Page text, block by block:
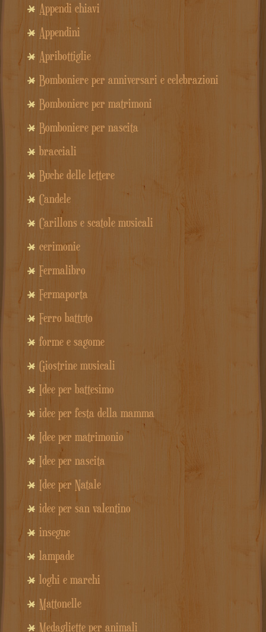
Appendi chiavi
Appendini
Apribottiglie
Bomboniere per anniversari e celebrazioni
Bomboniere per matrimoni
Bomboniere per nascita
bracciali
Buche delle lettere
Candele
Carillons e scatole musicali
cerimonie
Fermalibro
Fermaporta
Ferro battuto
forme e sagome
Giostrine musicali
Idee per battesimo
idee per festa della mamma
Idee per matrimonio
Idee per nascita
Idee per Natale
idee per san valentino
insegne
lampade
loghi e marchi
Mattonelle
Medagliette per animali